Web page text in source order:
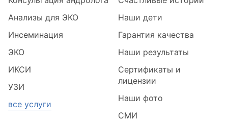
Анализы для ЭКО
Инсеминация
ЭКО
ИКСИ
УЗИ
все услуги
Наши дети
Гарантия качества
Наши результаты
Сертификаты и
лицензии
Наши фото
СМИ